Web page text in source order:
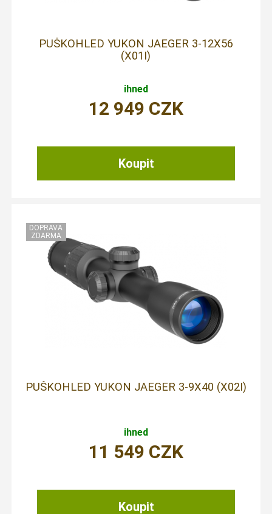
PUŠKOHLED YUKON JAEGER 3-12X56
(X01I)
ihned
12 949 CZK
PUŠKOHLED YUKON JAEGER 3-9X40 (X02I)
ihned
11 549 CZK